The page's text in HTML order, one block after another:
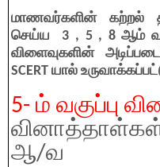
மாணவர்களின் கற்றல்
செய்ய 3 , 5 , 8 ஆம்
விளைவுகளின்
SCERT யால்
5- ம் வகுப்பு
ஆ/வ